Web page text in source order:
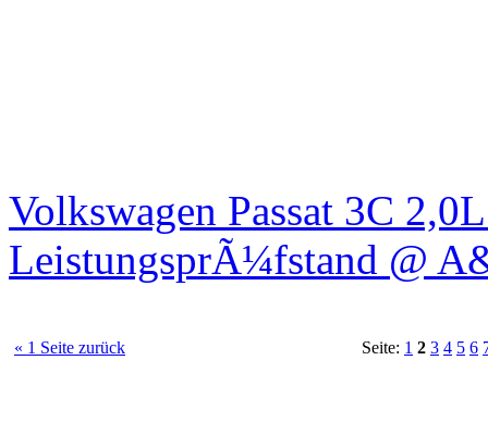
Volkswagen Passat 3C
LeistungsprÃ¼fstand @
« 1 Seite zurück Seite: 1 2 3 4 5 6